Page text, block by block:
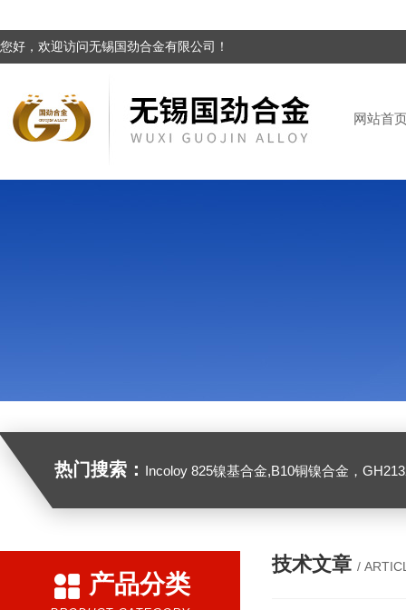
您好，欢迎访问无锡国劲合金有限公司！
网站首
热门搜索： Incoloy 825镍基合金,B10铜镍合金，GH2132高温合金，C276
产品分类
技术文章 /